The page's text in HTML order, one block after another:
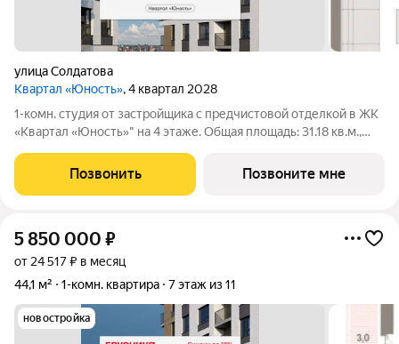
улица Солдатова
Квартал «Юность», 4 квартал 2028
1-комн. студия от застройщика с предчистовой отделкой в ЖК
«Квартал «Юность»" на 4 этаже. Общая площадь: 31.18 кв.м.,
под кухонную зону. Все окна выходят на одну сторону. В
квартире один
Позвонить Позвоните мне
5 850 000 ₽
от 24 517 ₽ в месяц
44,1 м²
1-комн. квартира 7 этаж из 11
новостройка